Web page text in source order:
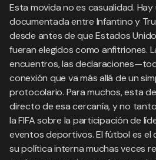
Esta movida no es casualidad.
documentada entre Infantino y
desde antes de que Estados
fueran elegidos como anfitriones.
encuentros, las
conexión que va más allá de un
protocolario. Para muchos, esta
directo de esa cercanía, y no
la FIFA sobre la participación de
eventos deportivos. El fútbol es el
su política interna muchas veces